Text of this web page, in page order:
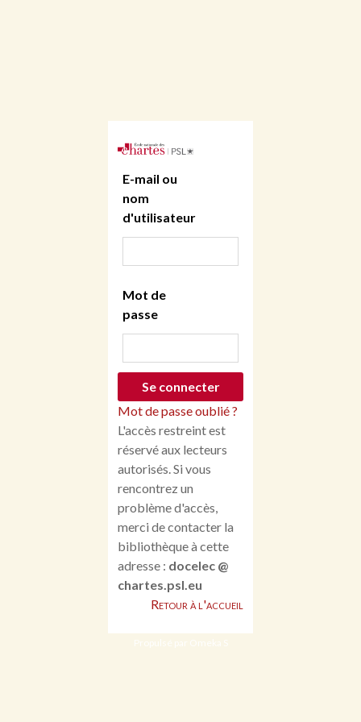
E-mail ou
nom
d'utilisateur
Mot de
passe
Mot de passe oublié ?
L'accès restreint est
réservé aux lecteurs
autorisés. Si vous
rencontrez un
problème d'accès,
merci de contacter la
bibliothèque à cette
adresse : docelec @
chartes.psl.eu
Retour à l'accueil
Propulsé par Omeka S